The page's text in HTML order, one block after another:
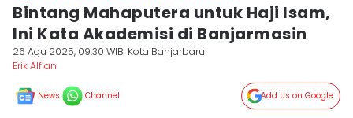
Bintang Mahaputera untuk Haji Isam,
Ini Kata Akademisi di Banjarmasin
26 Agu 2025, 09:30 WIB Kota Banjarbaru
Erik Alfian
News Channel Add Us on Google